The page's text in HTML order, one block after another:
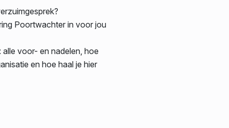
Poortwachter in voor jou
voor- en nadelen, hoe
en hoe haal je hier